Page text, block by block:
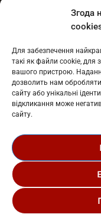
Згода
Для забезпечення
такі як файли cookie, для
вашого пристрою.
дозволить нам обробляти
сайту або унікальні
відкликання може
сайту.
: L11-01410
: L11-01801
Косів: L11-01805
Гарасимів: L11-02274
© 1995-2026 РК
РЕДАКЦІЙНИЙ
СТРУКТУРА